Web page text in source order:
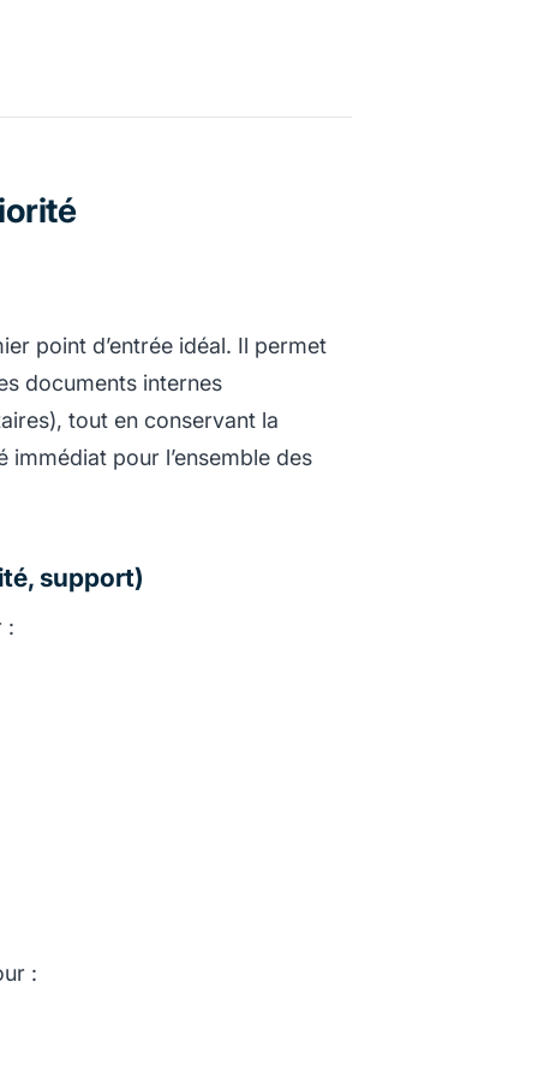
point d’entrée idéal. Il permet
documents internes
tout en conservant la
immédiat pour l’ensemble des
support)
:
: